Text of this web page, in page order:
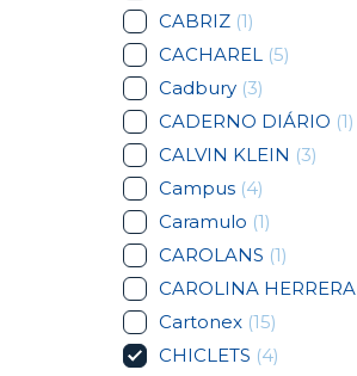
CABRIZ (1)
CACHAREL (5)
Cadbury (3)
CADERNO DIÁRIO (1)
CALVIN KLEIN (3)
Campus (4)
Caramulo (1)
CAROLANS (1)
CAROLINA HERRERA
Cartonex (15)
CHICLETS (4)